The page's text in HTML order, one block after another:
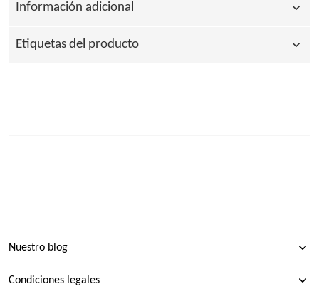
Información adicional
Etiquetas del producto
Nuestro blog
Condiciones legales